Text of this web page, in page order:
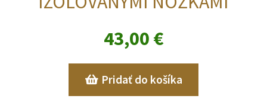
43,00 €
Pridať do košíka